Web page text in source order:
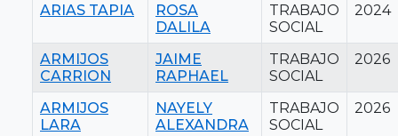
ARIAS TAPIA
ROSA
DALILA
TRABAJO
SOCIAL
2024
ARMIJOS
CARRION
JAIME
RAPHAEL
TRABAJO
SOCIAL
2026
ARMIJOS
LARA
NAYELY
ALEXANDRA
TRABAJO
SOCIAL
2026